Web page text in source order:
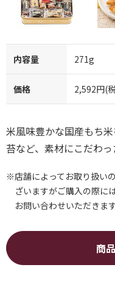
内容量 271g
価格 2,592円(
米風味豊かな国産もち
苔など、素材にこだわっ
※店舗によってお取り扱い
ざいますがご購入の際に
お問い合わせいただきま
商